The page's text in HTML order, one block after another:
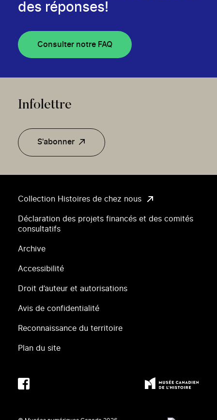
Collection Histoires de chez nous
Déclaration des projets financés et des comités
consultatifs
Archive
Accessibilité
Droit d’auteur et autorisations
Avis de confidentialité
Reconnaissance du territoire
Plan du site
des réponses!
Consulter notre FAQ
Infolettre
S'abonner